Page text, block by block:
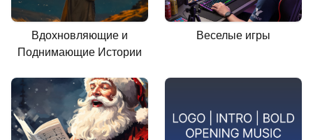
Вдохновляющие и
Поднимающие Истории
Веселые игры